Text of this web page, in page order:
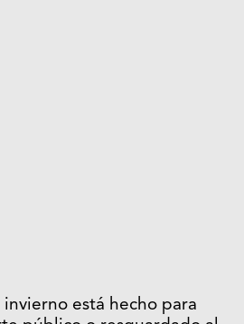
está hecho para